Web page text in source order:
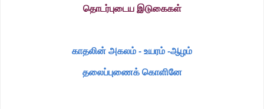
தொடர்புடைய இடுகைகள்
காதலின் அகலம் - உயரம் -ஆழம்
தலைப்புணைக் கொளினே